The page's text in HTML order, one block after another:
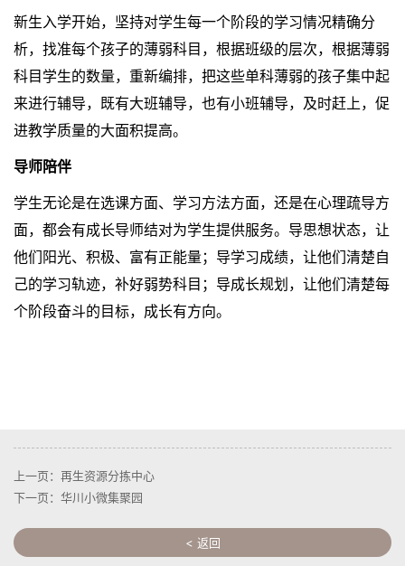
新生入学开始，坚持对学生每一个阶段的学习情况精确分
析，找准每个孩子的薄弱科目，根据班级的层次，根据薄弱
科目学生的数量，重新编排，把这些单科薄弱的孩子集中起
来进行辅导，既有大班辅导，也有小班辅导，及时赶上，促
进教学质量的大面积提高。
导师陪伴
学生无论是在选课方面、学习方法方面，还是在心理疏导方
面，都会有成长导师结对为学生提供服务。导思想状态，让
他们阳光、积极、富有正能量；导学习成绩，让他们清楚自
己的学习轨迹，补好弱势科目；导成长规划，让他们清楚每
个阶段奋斗的目标，成长有方向。
上一页：再生资源分拣中心
下一页：华川小微集聚园
< 返回